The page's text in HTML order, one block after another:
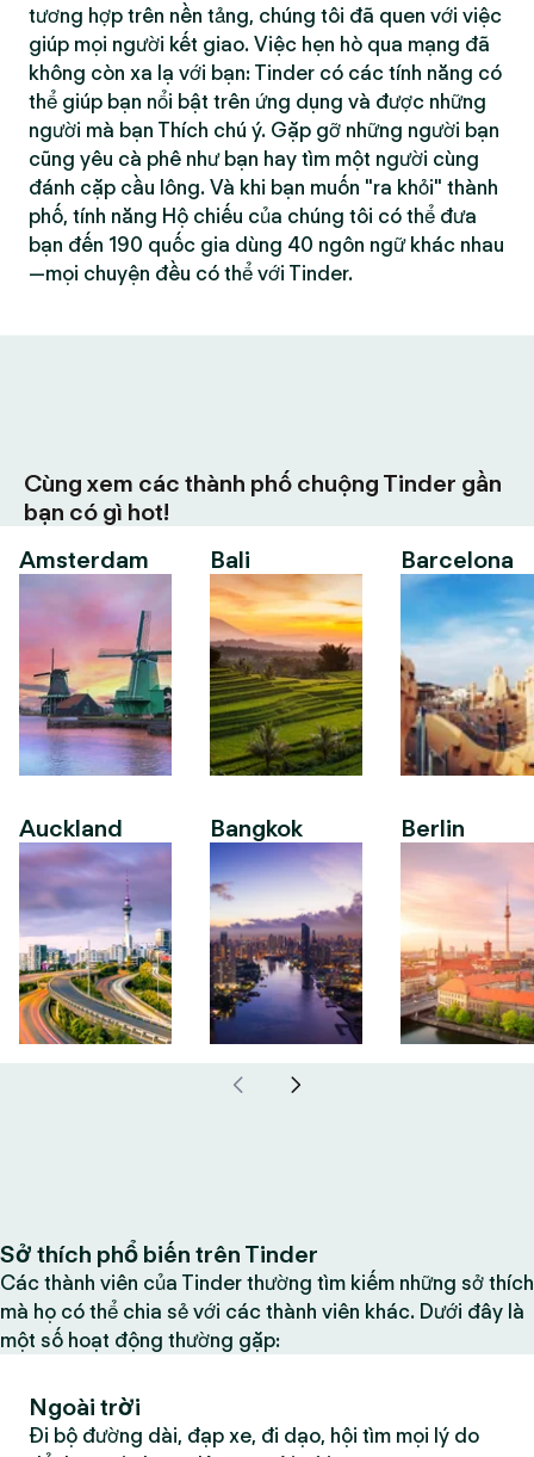
tương hợp trên nền tảng, chúng tôi đã quen với việc
giúp mọi người kết giao. Việc hẹn hò qua mạng đã
không còn xa lạ với bạn: Tinder có các tính năng có
thể giúp bạn nổi bật trên ứng dụng và được những
người mà bạn Thích chú ý. Gặp gỡ những người bạn
cũng yêu cà phê như bạn hay tìm một người cùng
đánh cặp cầu lông. Và khi bạn muốn "ra khỏi" thành
phố, tính năng Hộ chiếu của chúng tôi có thể đưa
bạn đến 190 quốc gia dùng 40 ngôn ngữ khác nhau
—mọi chuyện đều có thể với Tinder.
Cùng xem các thành phố chuộng Tinder gần
bạn có gì hot!
Amsterdam
Auckland
Bali
Bangkok
Barcelona
Berlin
Sở thích phổ biến trên Tinder
Các thành viên của Tinder thường tìm kiếm những sở thích
mà họ có thể chia sẻ với các thành viên khác. Dưới đây là
một số hoạt động thường gặp:
Ngoài trời
Đi bộ đường dài, đạp xe, đi dạo, hội tìm mọi lý do